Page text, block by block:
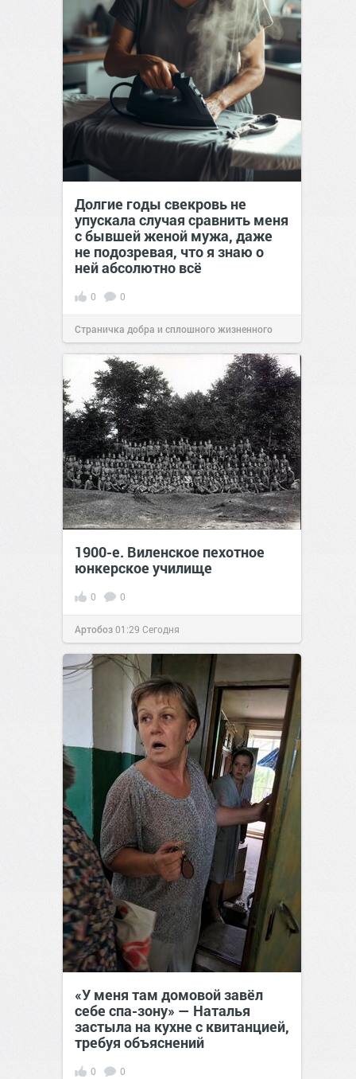
Долгие годы свекровь не
упускала случая сравнить меня
с бывшей женой мужа, даже
не подозревая, что я знаю о
ней абсолютно всё
0 0
Страничка добра и сплошного жизненного
позитива!00:29Сегодня
1900-е. Виленское пехотное
юнкерское училище
0 0
Артобоз01:29 Сегодня
«У меня там домовой завёл
себе спа-зону» — Наталья
застыла на кухне с квитанцией,
требуя объяснений
0 0